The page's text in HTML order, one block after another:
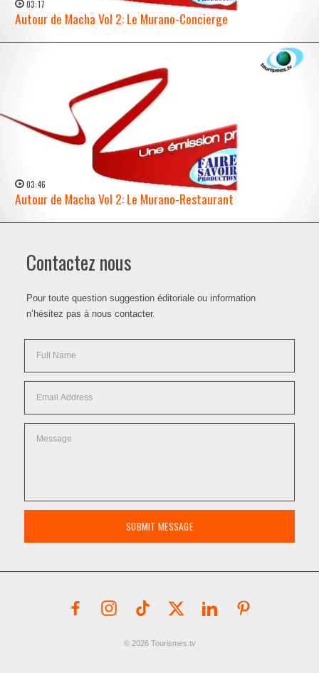
03:17
Autour de Macha Vol 2: Le Murano-Concierge
03:46
Autour de Macha Vol 2: Le Murano-Restaurant
Contactez nous
Pour toute question suggestion éditoriale ou information
n’hésitez pas à nous contacter.
SUBMIT MESSAGE
© 2026 Tourismes.tv